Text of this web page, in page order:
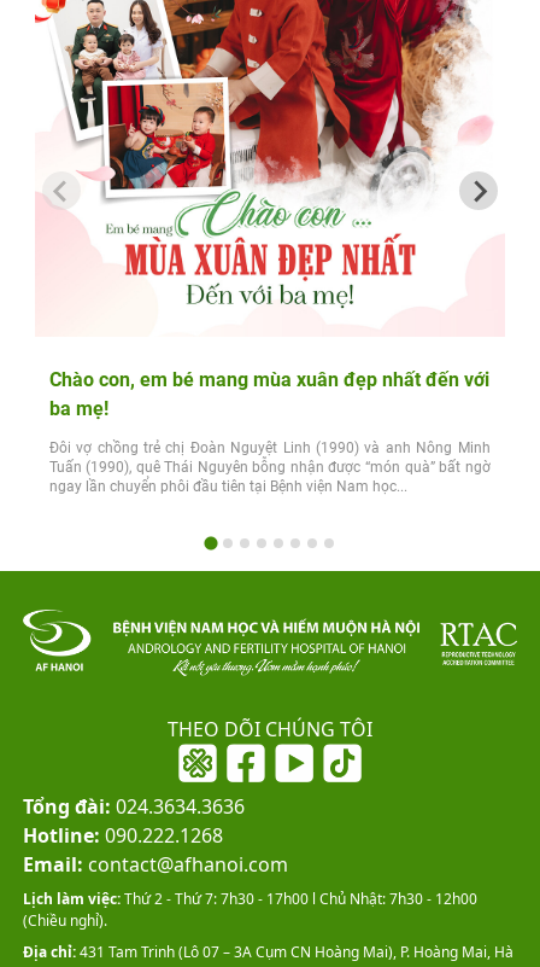
Chào con, em bé mang mùa xuân đẹp nhất đến với
ba mẹ!
Đôi vợ chồng trẻ chị Đoàn Nguyệt Linh (1990) và anh Nông Minh
Tuấn (1990), quê Thái Nguyên bỗng nhận được “món quà” bất ngờ
ngay lần chuyển phôi đầu tiên tại Bệnh viện Nam học...
THEO DÕI CHÚNG TÔI
Tổng đài: 024.3634.3636
Hotline: 090.222.1268
Email: contact@afhanoi.com
Lịch làm việc:Thứ 2 - Thứ 7: 7h30 - 17h00 l Chủ Nhật: 7h30 - 12h00
(Chiều nghỉ).
Địa chỉ:431 Tam Trinh (Lô 07 – 3A Cụm CN Hoàng Mai), P. Hoàng Mai, Hà